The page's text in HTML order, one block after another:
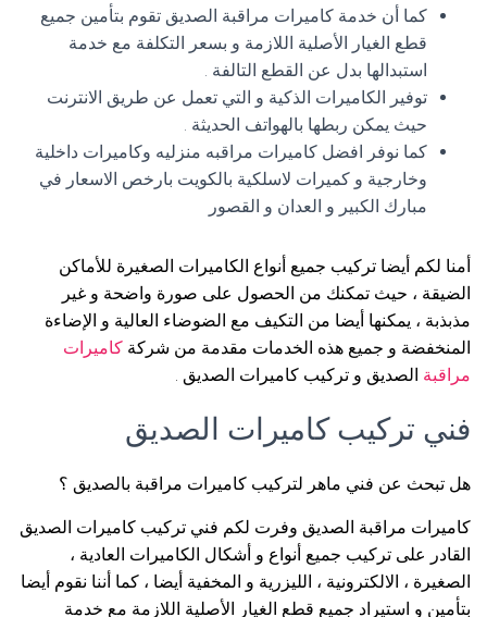
كما أن خدمة كاميرات مراقبة الصديق تقوم بتأمين جميع
قطع الغيار الأصلية اللازمة و بسعر التكلفة مع خدمة
استبدالها بدل عن القطع التالفة .
توفير الكاميرات الذكية و التي تعمل عن طريق الانترنت
حيث يمكن ربطها بالهواتف الحديثة .
كما نوفر افضل كاميرات مراقبه منزليه وكاميرات داخلية
وخارجية و كميرات لاسلكية بالكويت بارخص الاسعار في
مبارك الكبير و العدان و القصور
أمنا لكم أيضا تركيب جميع أنواع الكاميرات الصغيرة للأماكن
الضيقة ، حيث تمكنك من الحصول على صورة واضحة و غير
مذبذبة ، يمكنها أيضا من التكيف مع الضوضاء العالية و الإضاءة
المنخفضة و جميع هذه الخدمات مقدمة من شركة كاميرات
مراقبة الصديق و تركيب كاميرات الصديق .
فني تركيب كاميرات الصديق
هل تبحث عن فني ماهر لتركيب كاميرات مراقبة بالصديق ؟
كاميرات مراقبة الصديق وفرت لكم فني تركيب كاميرات الصديق
القادر على تركيب جميع أنواع و أشكال الكاميرات العادية ،
الصغيرة ، الالكترونية ، الليزرية و المخفية أيضا ، كما أننا نقوم أيضا
بتأمين و استيراد جميع قطع الغيار الأصلية اللازمة مع خدمة